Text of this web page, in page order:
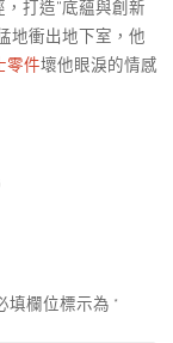
打造“底蘊與創新
地衝出地下室，他
零件壞他眼淚的情感
填欄位標示為 *